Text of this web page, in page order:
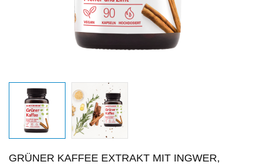
GRÜNER KAFFEE EXTRAKT MIT INGWER,